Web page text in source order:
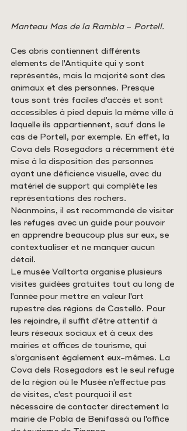
Manteau Mas de la Rambla – Portell.
Ces abris contiennent différents
éléments de l'Antiquité qui y sont
représentés, mais la majorité sont des
animaux et des personnes. Presque
tous sont très faciles d'accès et sont
accessibles à pied depuis la même ville à
laquelle ils appartiennent, sauf dans le
cas de Portell, par exemple. En effet, la
Cova dels Rosegadors a récemment été
mise à la disposition des personnes
ayant une déficience visuelle, avec du
matériel de support qui complète les
représentations des rochers.
Néanmoins, il est recommandé de visiter
les refuges avec un guide pour pouvoir
en apprendre beaucoup plus sur eux, se
contextualiser et ne manquer aucun
détail.
Le musée Valltorta organise plusieurs
visites guidées gratuites tout au long de
l'année pour mettre en valeur l'art
rupestre des régions de Castelló. Pour
les rejoindre, il suffit d'être attentif à
leurs réseaux sociaux et à ceux des
mairies et offices de tourisme, qui
s'organisent également eux-mêmes. La
Cova dels Rosegadors est le seul refuge
de la région où le Musée n'effectue pas
de visites, c'est pourquoi il est
nécessaire de contacter directement la
mairie de Pobla de Benifassà ou l'office